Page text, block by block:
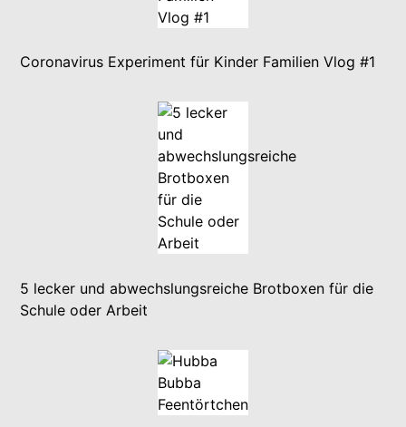
Coronavirus Experiment für Kinder Familien Vlog #1
5 lecker und abwechslungsreiche Brotboxen für die
Schule oder Arbeit